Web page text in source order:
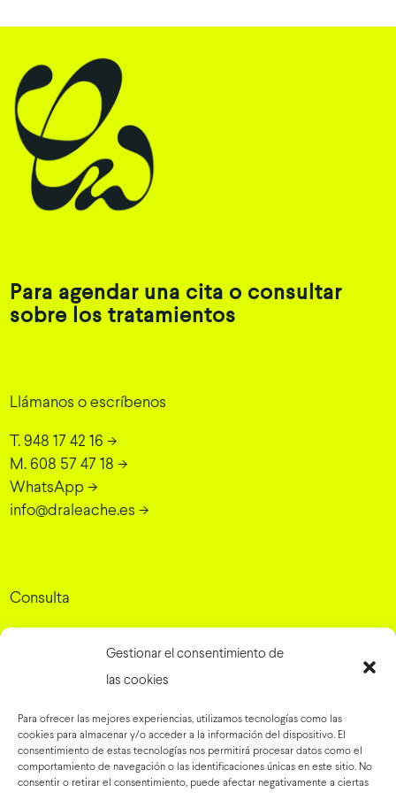
Gestionar el consentimiento de
las cookies
Para ofrecer las mejores experiencias, utilizamos tecnologías como las
cookies para almacenar y/o acceder a la información del dispositivo. El
consentimiento de estas tecnologías nos permitirá procesar datos como el
comportamiento de navegación o las identificaciones únicas en este sitio. No
consentir o retirar el consentimiento, puede afectar negativamente a ciertas
Para agendar una cita o consultar
sobre los tratamientos
Llámanos o escríbenos
T. 948 17 42 16 ->
M. 608 57 47 18 ->
WhatsApp ->
info@draleache.es ->
Consulta
Grupo Rinaldi, 10, 31007 Pamplona, Navarra
Preguntas frecuentes->
Blog->